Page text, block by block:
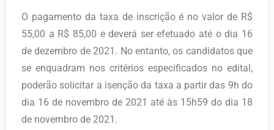
O pagamento da taxa de inscrição é no valor de R$
55,00 a R$ 85,00 e deverá ser efetuado até o dia 16
de dezembro de 2021. No entanto, os candidatos que
se enquadram nos critérios especificados no edital,
poderão solicitar a isenção da taxa a partir das 9h do
dia 16 de novembro de 2021 até às 15h59 do dia 18
de novembro de 2021.